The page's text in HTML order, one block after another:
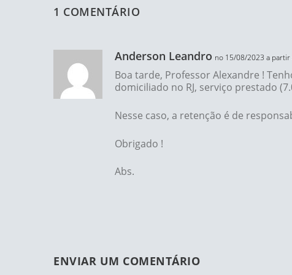
1 COMENTÁRIO
Anderson Leandro no 15/08/2023 a partir
Boa tarde, Professor Alexandre !
domiciliado no RJ, serviço prestado
Nesse caso, a retenção é de
Obrigado !
Abs.
ENVIAR UM COMENTÁRIO